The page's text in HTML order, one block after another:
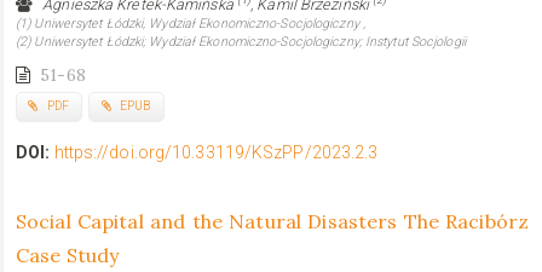
Agnieszka Kretek-Kamińska , Kamil Brzeziński
(1) Uniwersytet Łódzki, Wydział Ekonomiczno-Socjologiczny ,
(2) Uniwersytet Łódzki; Wydział Ekonomiczno-Socjologiczny; Instytut Socjologii
51-68
PDF EPUB
DOI: https://doi.org/10.33119/KSzPP/2023.2.3
Social Capital and the Natural Disasters The Racibórz
Case Study